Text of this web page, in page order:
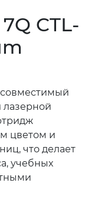
CTL-
совместимый
лазерной
цветом и
что делает
учебных